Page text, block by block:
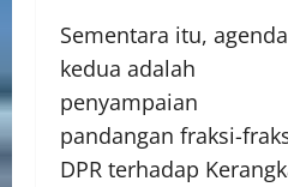
Sementara itu, agenda
kedua adalah
penyampaian
pandangan fraksi-
DPR terhadap